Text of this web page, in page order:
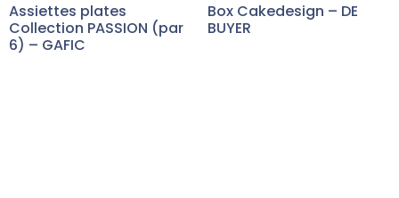
Assiettes plates
Collection PASSION (par
6) – GAFIC
Box Cakedesign – DE
BUYER